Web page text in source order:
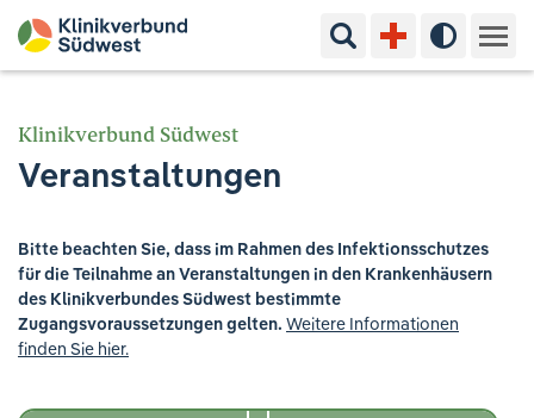
Suchbegriff eingeben
Hoher
Ihr Aufenthalt
Ausbildung & Studium
Jobs & Karriere
Klinikverbund Südwest
Veranstaltungen
Bitte beachten Sie, dass im Rahmen des Infektionsschutzes
für die Teilnahme an Veranstaltungen in den Krankenhäusern
des Klinikverbundes Südwest bestimmte
Zugangsvoraussetzungen gelten. Weitere Informationen
finden Sie hier.